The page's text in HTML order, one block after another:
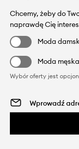
Chcemy, żeby do
naprawdę Cię
Moda
Moda męska
Wybór oferty jest